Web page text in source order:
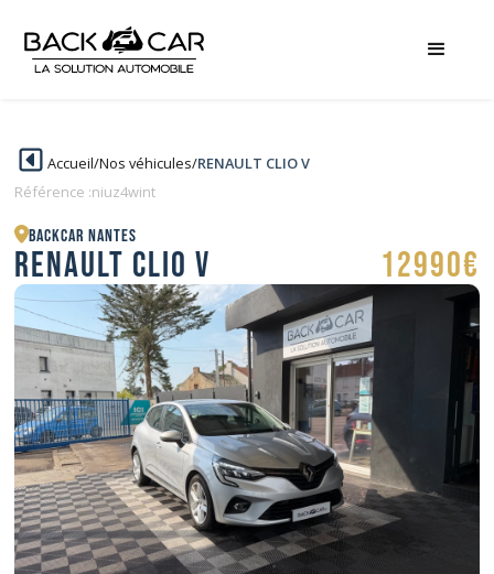
Accueil/Nos véhicules/RENAULT CLIO V
Référence :niuz4wint
BACKCAR Nantes
RENAULT CLIO V 12990€